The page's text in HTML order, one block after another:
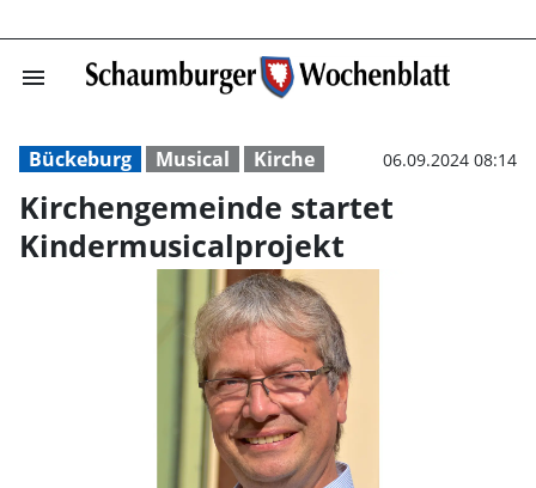
menu
Bückeburg Musical Kirche 06.09.2024 08:14
Kirchengemeinde startet
Kindermusicalprojekt